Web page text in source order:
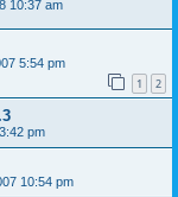
10:37 am
5:54 pm
1 2
pm
10:54 pm